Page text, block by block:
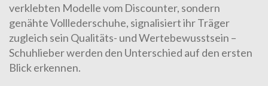
verklebten Modelle vom Discounter, sondern
genähte Volllederschuhe, signalisiert ihr Träger
zugleich sein Qualitäts- und Wertebewusstsein –
Schuhlieber werden den Unterschied auf den ersten
Blick erkennen.